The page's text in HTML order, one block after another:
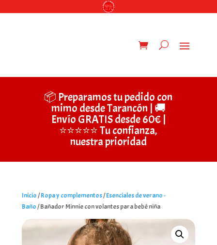
📦 Preparamos tu pedido con
mimo desde Tarancón | 🚚
Envío GRATIS desde 60€ |
⭐⭐⭐⭐⭐ Tu confianza,
nuestra prioridad
Inicio/Ropa y complementos/Esenciales de verano -
Baño/ Bañador Minnie con volantes para bebé niña